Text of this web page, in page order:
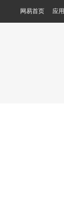
网易首页 应用